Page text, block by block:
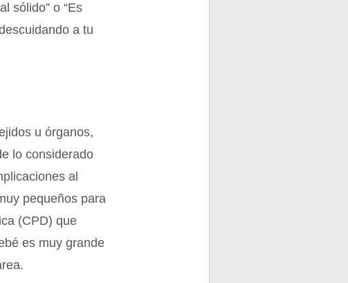
sólido” o “Es
a tu
u órganos,
lo considerado
al
pequeños para
(CPD) que
es muy grande